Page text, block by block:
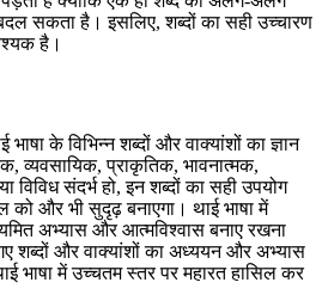
सकता है। इसलिए, शब्दों का सही उच्चारण
है।
के विभिन्न शब्दों और वाक्यांशों का ज्ञान
व्यवसायिक, प्राकृतिक, भावनात्मक,
विविध संदर्भ हो, इन शब्दों का सही उपयोग
और भी सुदृढ़ बनाएगा। थाई भाषा में
अभ्यास और आत्मविश्वास बनाए रखना
शब्दों और वाक्यांशों का अध्ययन और अभ्यास
भाषा में उच्चतम स्तर पर महारत हासिल कर